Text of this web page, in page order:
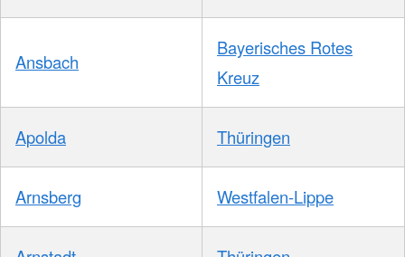
Ansbach
Bayerisches Rotes
Kreuz
Apolda Thüringen
Arnsberg Westfalen-Lippe